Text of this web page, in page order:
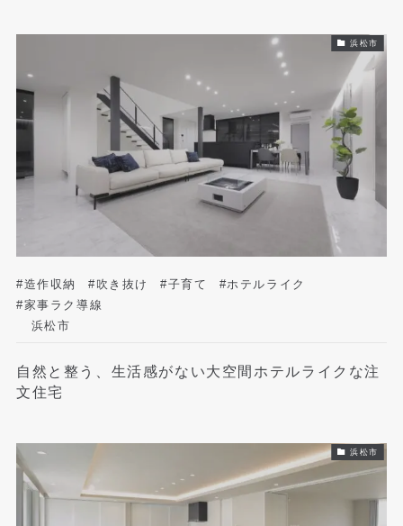
浜松市
#造作収納 #吹き抜け #子育て
#ホテルライク
#家事ラク導線
浜松市
自然と整う、生活感がない大空間ホテルライクな注
文住宅
浜松市